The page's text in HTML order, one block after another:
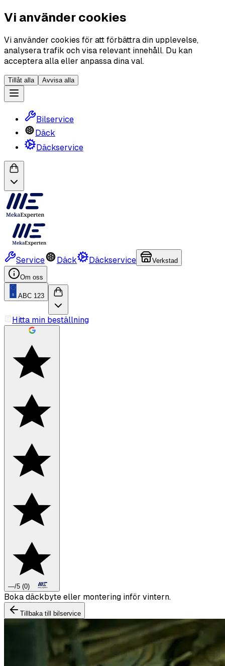
Vi använder cookies
Vi använder cookies för att förbättra din upplevelse,
analysera trafik och visa relevant innehåll. Du kan
acceptera alla eller anpassa dina val.
Tillåt alla Avvisa alla
Bilservice
Däck
Däckservice
Service Däck Däckservice Verkstad
Om oss
ABC 123
Hitta min beställning
—/5 (0)
Boka däckbyte eller montering inför vintern.
Tillbaka till bilservice